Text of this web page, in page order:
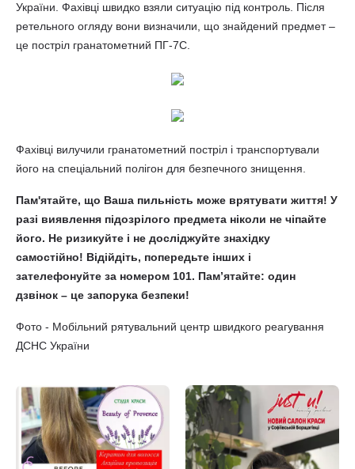
України. Фахівці швидко взяли ситуацію під контроль. Після
ретельного огляду вони визначили, що знайдений предмет –
це постріл гранатометний ПГ-7С.
Фахівці вилучили гранатометний постріл і транспортували
його на спеціальний полігон для безпечного знищення.
Пам'ятайте, що Ваша пильність може врятувати життя! У
разі виявлення підозрілого предмета ніколи не чіпайте
його. Не ризикуйте і не досліджуйте знахідку
самостійно! Відійдіть, попередьте інших і
зателефонуйте за номером 101. Пам’ятайте: один
дзвінок – це запорука безпеки!
Фото - Мобільний рятувальний центр швидкого реагування
ДСНС України